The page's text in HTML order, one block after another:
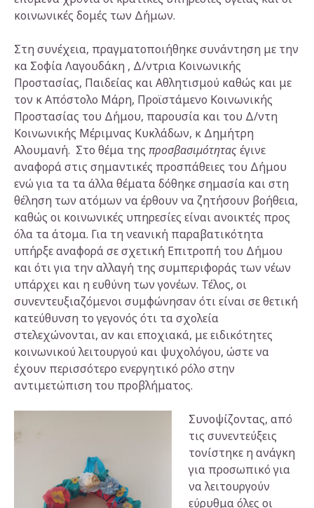
κοινωνικές δομές των Δήμων.
Στη συνέχεια, πραγματοποιήθηκε συνάντηση με την
κα Σοφία Λαγουδάκη , Δ/ντρια Κοινωνικής
Προστασίας, Παιδείας και Αθλητισμού καθώς και με
τον κ Απόστολο Μάρη, Προϊστάμενο Κοινωνικής
Προστασίας του Δήμου, παρουσία και του Δ/ντη
Κοινωνικής Μέριμνας Κυκλάδων, κ Δημήτρη
Αλουμανή. Στο θέμα της προσβασιμότηταςέγινε
αναφορά στις σημαντικές προσπάθειες του Δήμου
ενώ για τα τα άλλα θέματα δόθηκε σημασία και στη
θέληση των ατόμων να έρθουν να ζητήσουν βοήθεια,
καθώς οι κοινωνικές υπηρεσίες είναι ανοικτές προς
όλα τα άτομα. Για τη νεανική παραβατικότητα
υπήρξε αναφορά σε σχετική Επιτροπή του Δήμου
και ότι για την αλλαγή της συμπεριφοράς των νέων
υπάρχει και η ευθύνη των γονέων. Τέλος, οι
συνεντευξιαζόμενοι συμφώνησαν ότι είναι σε θετική
κατεύθυνση το γεγονός ότι τα σχολεία
στελεχώνονται, αν και εποχιακά, με ειδικότητες
κοινωνικού λειτουργού και ψυχολόγου, ώστε να
έχουν περισσότερο ενεργητικό ρόλο στην
αντιμετώπιση του προβλήματος.
Συνοψίζοντας, από
τις συνεντεύξεις
τονίστηκε η ανάγκη
για προσωπικό για
να λειτουργούν
εύρυθμα όλες οι